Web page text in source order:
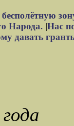
Народа. |Нас
давать